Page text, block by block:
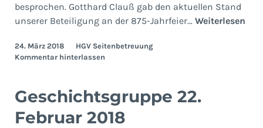
besprochen. Gotthard Clauß gab den aktuellen Stand
unserer Beteiligung an der 875-Jahrfeier… Weiterlesen
24. März 2018
HGV Seitenbetreuung
Kommentar hinterlassen
Geschichtsgruppe 22.
Februar 2018